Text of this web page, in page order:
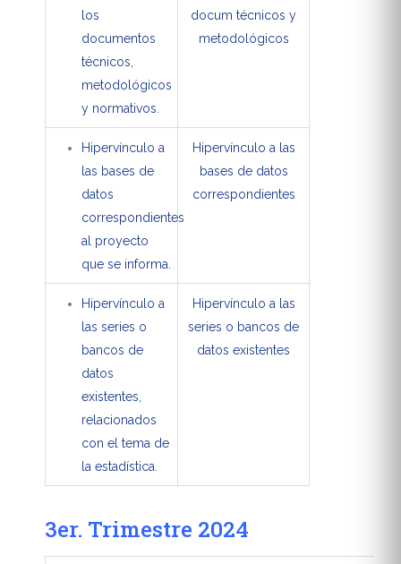
los
documentos
técnicos,
metodológicos
y normativos.
docum técnicos y
metodológicos
Hipervínculo a
las bases de
datos
correspondientes
al proyecto
que se informa.
Hipervínculo a las
bases de datos
correspondientes
Hipervínculo a
las series o
bancos de
datos
existentes,
relacionados
con el tema de
la estadística.
Hipervínculo a las
series o bancos de
datos existentes
3er. Trimestre 2024